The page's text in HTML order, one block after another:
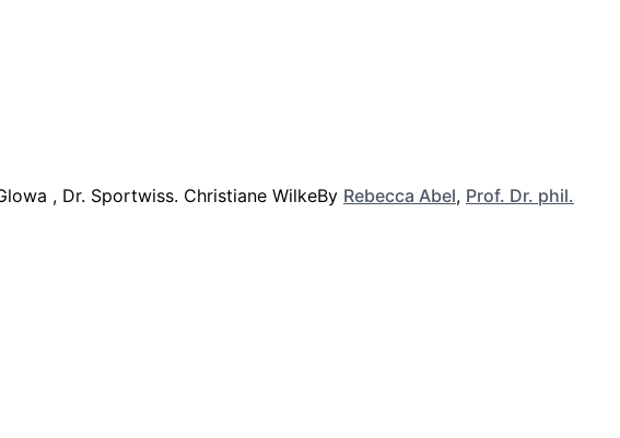
By Rebecca Abel, Prof. Dr. phil.